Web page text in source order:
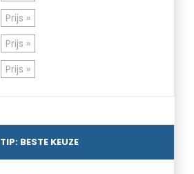
Prijs »
Prijs »
Prijs »
TIP: BESTE KEUZE